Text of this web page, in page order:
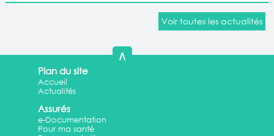
Voir toutes les actualités
∧
Plan du site
Accueil
Actualités
Assurés
e-Documentation
Pour ma santé